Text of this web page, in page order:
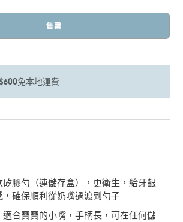
售罄
免本地運費
矽膠勺（連儲存盒），更衛生，給牙齦
，確保順利從奶嘴過渡到勺子
合寶寶的小嘴，手柄長，可在任何儲